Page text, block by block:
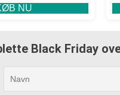
NU
Black Friday